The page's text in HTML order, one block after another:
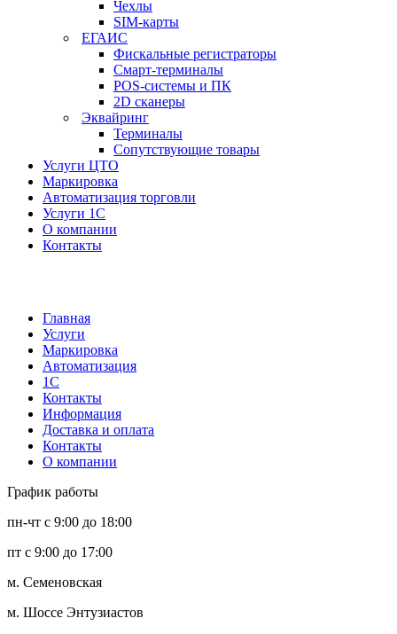
Чехлы
SIM-карты
ЕГАИС
Фискальные регистраторы
Смарт-терминалы
POS-системы и ПК
2D сканеры
Эквайринг
Терминалы
Сопутствующие товары
Услуги ЦТО
Маркировка
Автоматизация торговли
Услуги 1С
О компании
Контакты
Главная
Услуги
Маркировка
Автоматизация
1С
Контакты
Информация
Доставка и оплата
Контакты
О компании
График работы
пн-чт с 9:00 до 18:00
пт с 9:00 до 17:00
м. Семеновская
м. Шоссе Энтузиастов